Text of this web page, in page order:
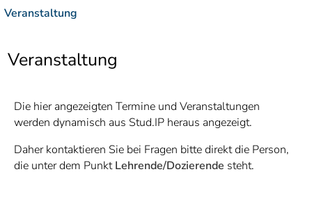
Zielgruppennavigation
springen
Zur
Brotkrumennavigation
7]
Informationen zur
Veranstaltung
Veranstaltung
Die hier angezeigten Termine und Veranstaltungen
werden dynamisch aus Stud.IP heraus angezeigt.
Daher kontaktieren Sie bei Fragen bitte direkt die Person,
die unter dem PunktLehrende/Dozierende steht.